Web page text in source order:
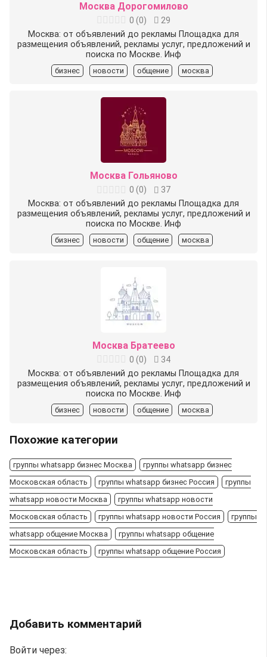
Москва Дорогомилово
0 (0)
29
Москва: от объявлений до рекламы Площадка для
размещения объявлений, рекламы услуг, предложений и
поиска по Москве. Инф
бизнес новости общение москва
Москва Гольяново
0 (0)
37
Москва: от объявлений до рекламы Площадка для
размещения объявлений, рекламы услуг, предложений и
поиска по Москве. Инф
бизнес новости общение москва
Москва Братеево
0 (0)
34
Москва: от объявлений до рекламы Площадка для
размещения объявлений, рекламы услуг, предложений и
поиска по Москве. Инф
бизнес новости общение москва
Похожие категории
группы whatsapp бизнес Москва
группы whatsapp бизнес
Московская область
группы whatsapp бизнес Россия
группы
whatsapp новости Москва
группы whatsapp новости
Московская область
группы whatsapp новости Россия
группы
whatsapp общение Москва
группы whatsapp общение
Московская область
группы whatsapp общение Россия
Добавить комментарий
Войти через: